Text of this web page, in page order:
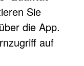
Sie
die App.
auf